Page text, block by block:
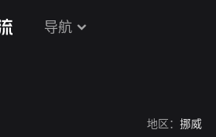
导航
地区： 挪威